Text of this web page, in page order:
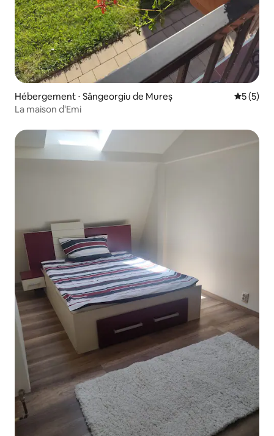
Hébergement ⋅ Sângeorgiu de Mureș
5 (5)
La maison d'Emi